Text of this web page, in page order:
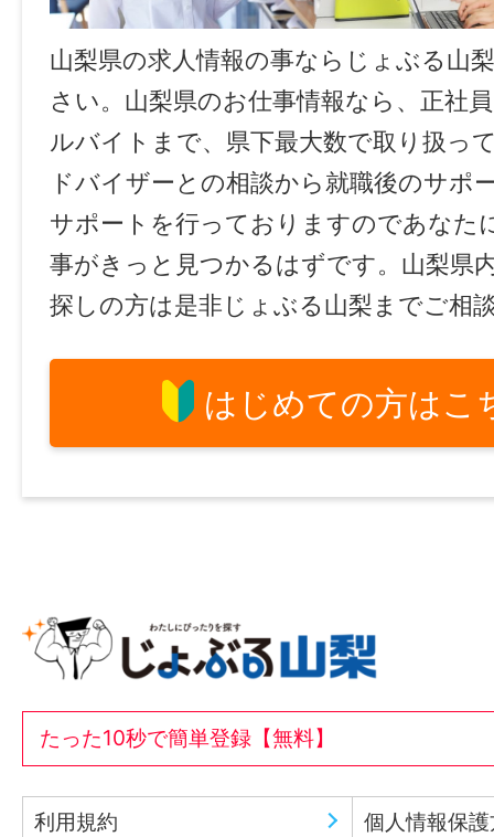
山梨県の求人情報の事ならじょぶる山
さい。山梨県のお仕事情報なら、正社
ルバイトまで、県下最大数で取り扱っ
ドバイザーとの相談から就職後のサポ
サポートを行っておりますのであなた
事がきっと見つかるはずです。山梨県
探しの方は是非じょぶる山梨までご相
はじめての方はこ
たった10秒で簡単登録【無料】
利用規約 個人情報保